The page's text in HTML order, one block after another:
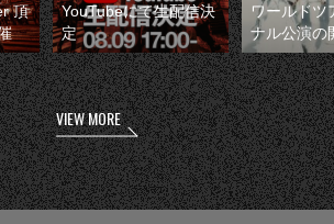
頂
YouTubeにて生配信決
定
ワールドツ
ナル公演の
VIEW MORE